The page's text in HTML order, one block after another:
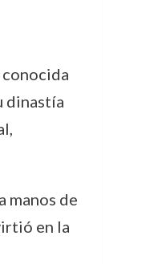
dinastía
manos de
en la